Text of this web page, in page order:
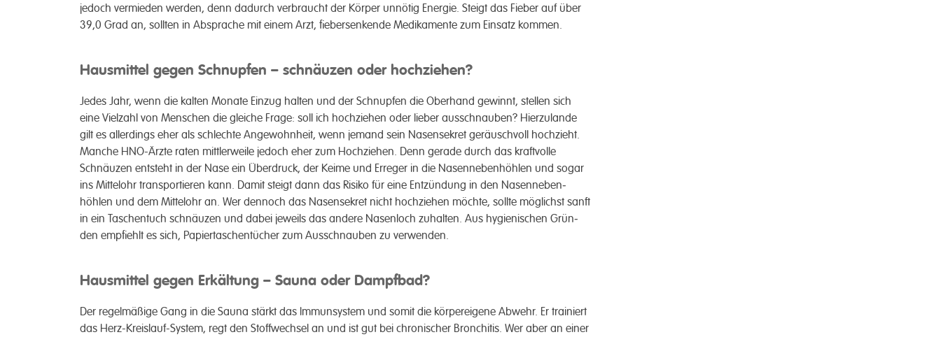
je­doch ver­mieden werden, denn dadurch ver­­braucht der Körper un­nötig Energie. Steigt das Fieber auf über
39,0 Grad an, sollten in Ab­­sprache mit einem Arzt, fieber­­senkende Medi­kamente zum Ein­­satz kommen.
Hausmittel gegen Schnupfen – schnäuzen oder hoch­ziehen?
Jedes Jahr, wenn die kalten Monate Einzug halten und der Schnupfen die Ober­­hand gewinnt, stellen sich
eine Viel­­zahl von Menschen die gleiche Frage: soll ich hoch­­ziehen oder lieber aus­­­schnauben? Hierzu­­lande
gilt es aller­dings eher als schlechte Ange­wohnheit, wenn jemand sein Nasen­­sekret geräu­sch­voll hoch­­zieht.
Manche HNO-Ärzte raten mittler­­weile jedoch eher zum Hoch­­ziehen. Denn gerade durch das kraft­volle
Schnäuzen ent­steht in der Nase ein Über­­druck, der Keime und Erreger in die Nasen­neben­­höhlen und sogar
ins Mittel­ohr trans­­portieren kann. Damit steigt dann das Risiko für eine Ent­zündung in den Nasen­­neben­­
höhlen und dem Mittel­­ohr an. Wer dennoch das Nasen­­sekret nicht hoch­­ziehen möchte, sollte möglichst sanft
in ein Taschen­­tuch schnäuzen und dabei jeweils das andere Nasen­­loch zu­halten. Aus hygieni­schen Grün­
den em­­pfiehlt es sich, Papier­­taschen­­tücher zum Aus­sch­nauben zu ver­­wenden.
Hausmittel gegen Erkältung – Sauna oder Dampfbad?
Der regel­mäßige Gang in die Sauna stärkt das Immun­­system und somit die körper­eigene Ab­wehr. Er trainiert
das Herz-Kreis­lauf-System, regt den Stoff­­wechsel an und ist gut bei chronischer Bronchitis. Wer aber an einer